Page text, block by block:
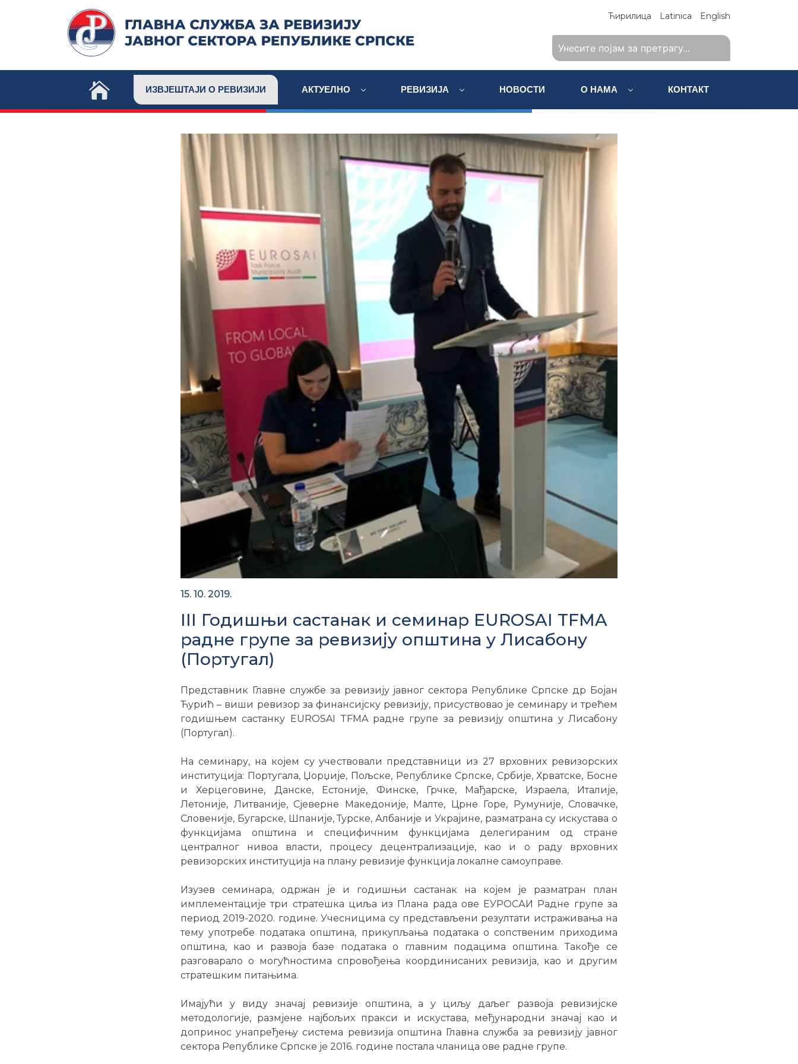
Ћирилица Latinica English
ИЗВЈЕШТАЈИ О РЕВИЗИЈИ АКТУЕЛНО РЕВИЗИЈА НОВОСТИ О НАМА КОНТАКТ
15. 10. 2019.
III Годишњи састанак и семинар EUROSAI TFMA
радне групе за ревизију општина у Лисабону
(Португал)
Представник Главне службе за ревизију јавног сектора Републике Српске др Бојан
Ћурић – виши ревизор за финансијску ревизију, присуствовао је семинару и трећем
годишњем састанку EUROSAI TFMA радне групе за ревизију општина у Лисабону
(Португал).
На семинару, на којем су учествовали представници из 27 врховних ревизорских
институција: Португала, Џорџије, Пољске, Републике Српске, Србије, Хрватске, Босне
и Херцеговине, Данске, Естоније, Финске, Грчке, Мађарске, Израела, Италије,
Летоније, Литваније, Сјеверне Македоније, Малте, Црне Горе, Румуније, Словачке,
Словеније, Бугарске, Шпаније, Турске, Албаније и Украјине, разматрана су искустава о
функцијама општина и специфичним функцијама делегираним од стране
централног нивоа власти, процесу децентрализације, као и о раду врховних
ревизорских институција на плану ревизије функција локалне самоуправе.
Изузев семинара, одржан је и годишњи састанак на којем је разматран план
имплементације три стратешка циља из Плана рада ове ЕУРОСАИ Радне групе за
период 2019-2020. године. Учесницима су представљени резултати истраживања на
тему употребе података општина, прикупљања података о сопственим приходима
општина, као и развоја базе података о главним подацима општина. Такође се
разговарало о могућностима спровођења координисаних ревизија, као и другим
стратешким питањима.
Имајући у виду значај ревизије општина, а у циљу даљег развоја ревизијске
методологије, размјене најбољих пракси и искустава, међународни значај као и
допринос унапређењу система ревизија општина Главна служба за ревизију јавног
сектора Републике Српске је 2016. године постала чланица ове радне групе.